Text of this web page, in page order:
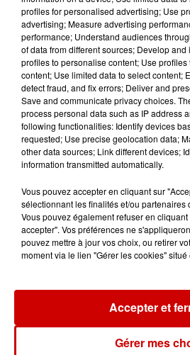
12h41
La
Dominique
11h12
L’église de
d’Indre-et-
cambriolée,
10h20
Incendies
Sèvres et en
un...
Rennes :
un accident
conducteur...
profiles for personalised advertising; Use
advertising; Measure advertising
performance; Understand audiences
of data from different sources; Develop
profiles to personalise content; Use
content; Use limited data to select content;
detect fraud, and fix errors; Deliver and
Save and communicate privacy choices.
process personal data such as IP address
following functionalities: Identify devices
requested; Use precise geolocation data;
other data sources; Link different devices;
information transmitted automatically.
Vous pouvez accepter en cliquant sur
sélectionnant les finalités et/ou partenaires
Vous pouvez également refuser en
accepter". Vos préférences ne
pouvez mettre à jour vos choix, ou retirer
moment via le lien "Gérer les cookies"
Gérer mes
Accepter et